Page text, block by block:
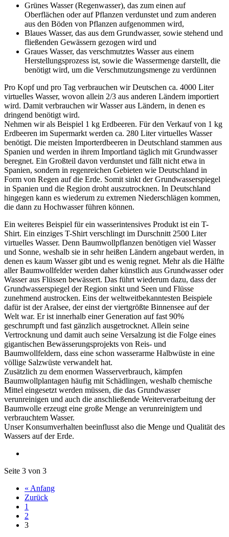
Grünes Wasser (Regenwasser), das zum einen auf
Oberflächen oder auf Pflanzen verdunstet und zum anderen
aus den Böden von Pflanzen aufgenommen wird,
Blaues Wasser, das aus dem Grundwasser, sowie stehend und
fließenden Gewässern gezogen wird und
Graues Wasser, das verschmutztes Wasser aus einem
Herstellungsprozess ist, sowie die Wassermenge darstellt, die
benötigt wird, um die Verschmutzungsmenge zu verdünnen
Pro Kopf und pro Tag verbrauchen wir Deutschen ca. 4000 Liter
virtuelles Wasser, wovon allein 2/3 aus anderen Ländern importiert
wird. Damit verbrauchen wir Wasser aus Ländern, in denen es
dringend benötigt wird.
Nehmen wir als Beispiel 1 kg Erdbeeren. Für den Verkauf von 1 kg
Erdbeeren im Supermarkt werden ca. 280 Liter virtuelles Wasser
benötigt. Die meisten Importerdbeeren in Deutschland stammen aus
Spanien und werden in ihrem Importland täglich mit Grundwasser
beregnet. Ein Großteil davon verdunstet und fällt nicht etwa in
Spanien, sondern in regenreichen Gebieten wie Deutschland in
Form von Regen auf die Erde. Somit sinkt der Grundwasserspiegel
in Spanien und die Region droht auszutrocknen. In Deutschland
hingegen kann es wiederum zu extremen Niederschlägen kommen,
die dann zu Hochwasser führen können.
Ein weiteres Beispiel für ein wasserintensives Produkt ist ein T-
Shirt. Ein einziges T-Shirt verschlingt im Durschnitt 2500 Liter
virtuelles Wasser. Denn Baumwollpflanzen benötigen viel Wasser
und Sonne, weshalb sie in sehr heißen Ländern angebaut werden, in
denen es kaum Wasser gibt und es wenig regnet. Mehr als die Hälfte
aller Baumwollfelder werden daher künstlich aus Grundwasser oder
Wasser aus Flüssen bewässert. Das führt wiederum dazu, dass der
Grundwasserspiegel der Region sinkt und Seen und Flüsse
zunehmend austrocken. Eins der weltweitbekanntesten Beispiele
dafür ist der Aralsee, der einst der viertgrößte Binnensee auf der
Welt war. Er ist innerhalb einer Generation auf fast 90%
geschrumpft und fast gänzlich ausgetrocknet. Allein seine
Vertrocknung und damit auch seine Versalzung ist die Folge eines
gigantischen Bewässerungsprojekts von Reis- und
Baumwollfeldern, dass eine schon wasserarme Halbwüste in eine
völlige Salzwüste verwandelt hat.
Zusätzlich zu dem enormen Wasserverbrauch, kämpfen
Baumwollplantagen häufig mit Schädlingen, weshalb chemische
Mittel eingesetzt werden müssen, die das Grundwasser
verunreinigen und auch die anschließende Weiterverarbeitung der
Baumwolle erzeugt eine große Menge an verunreinigtem und
verbrauchtem Wasser.
Unser Konsumverhalten beeinflusst also die Menge und Qualität des
Wassers auf der Erde.
Seite 3 von 3
« Anfang
Zurück
1
2
3